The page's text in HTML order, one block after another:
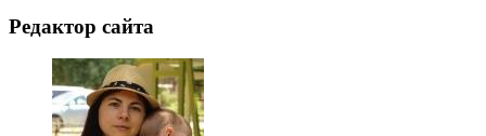
Редактор сайта